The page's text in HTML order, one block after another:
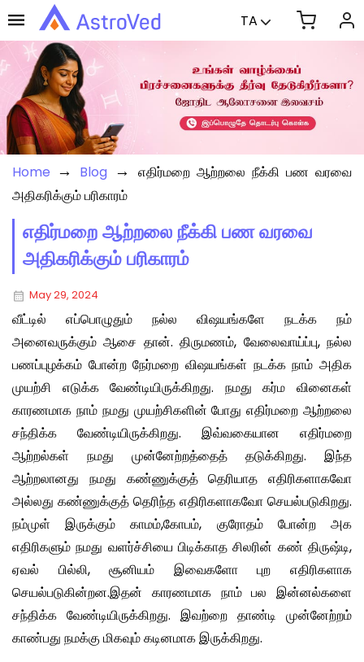
TA
Home → Blog →
எதிர்மறை ஆற்றலை நீக்கி பண வரவை
அதிகரிக்கும் பரிகாரம்
எதிர்மறை ஆற்றலை நீக்கி பண வரவை
அதிகரிக்கும் பரிகாரம்
May 29, 2024
வீட்டில் எப்பொழுதும் நல்ல விஷயங்களே நடக்க நம்
அனைவருக்கும் ஆசை தான். திருமணம், வேலைவாய்ப்பு, நல்ல
பணப்புழக்கம் போன்ற நேர்மறை விஷயங்கள் நடக்க நாம் அதிக
முயற்சி எடுக்க வேண்டியிருக்கிறது. நமது கர்ம வினைகள்
காரணமாக நாம் நமது முயற்சிகளின் போது எதிர்மறை ஆற்றலை
சந்திக்க வேண்டியிருக்கிறது. இவ்வகையான எதிர்மறை
ஆற்றல்கள் நமது முன்னேற்றத்தைத் தடுக்கிறது. இந்த
ஆற்றலானது நமது கண்ணுக்குத் தெரியாத எதிரிகளாகவோ
அல்லது கண்ணுக்குத் தெரிந்த எதிரிகளாகவோ செயல்படுகிறது.
நம்முள் இருக்கும் காமம்,கோபம், குரோதம் போன்ற அக
எதிரிகளும் நமது வளர்ச்சியை பிடிக்காத சிலரின் கண் திருஷ்டி,
ஏவல் பில்லி, சூனியம் இவைகளோ புற எதிரிகளாக
செயல்படுகின்றன.இதன் காரணமாக நாம் பல இன்னல்களை
சந்திக்க வேண்டியிருக்கிறது. இவற்றை தாண்டி முன்னேற்றம்
காண்பது நமக்கு மிகவும் கடினமாக இருக்கிறது.